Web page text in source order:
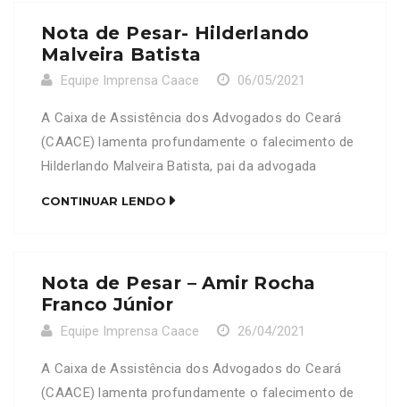
Nota de Pesar- Hilderlando
Malveira Batista
Equipe Imprensa Caace 06/05/2021
A Caixa de Assistência dos Advogados do Ceará
(CAACE) lamenta profundamente o falecimento de
Hilderlando Malveira Batista, pai da advogada
CONTINUAR LENDO
Nota de Pesar – Amir Rocha
Franco Júnior
Equipe Imprensa Caace 26/04/2021
A Caixa de Assistência dos Advogados do Ceará
(CAACE) lamenta profundamente o falecimento de